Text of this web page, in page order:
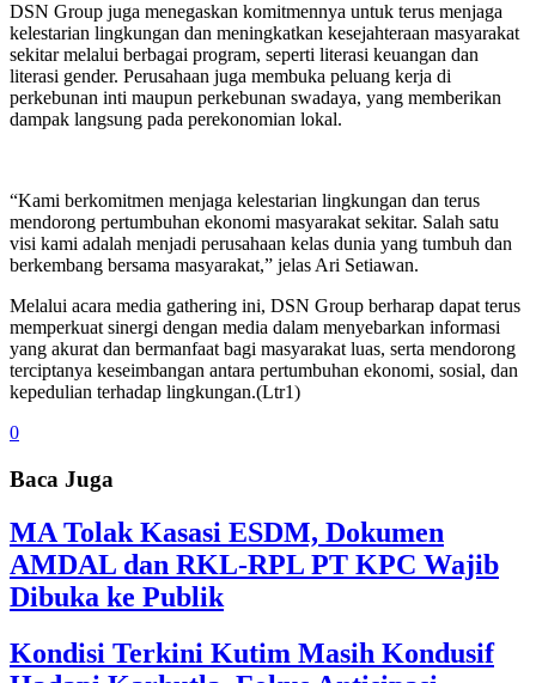
DSN Group juga menegaskan komitmennya untuk terus menjaga
kelestarian lingkungan dan meningkatkan kesejahteraan masyarakat
sekitar melalui berbagai program, seperti literasi keuangan dan
literasi gender. Perusahaan juga membuka peluang kerja di
perkebunan inti maupun perkebunan swadaya, yang memberikan
dampak langsung pada perekonomian lokal.
“Kami berkomitmen menjaga kelestarian lingkungan dan terus
mendorong pertumbuhan ekonomi masyarakat sekitar. Salah satu
visi kami adalah menjadi perusahaan kelas dunia yang tumbuh dan
berkembang bersama masyarakat,” jelas Ari Setiawan.
Melalui acara media gathering ini, DSN Group berharap dapat terus
memperkuat sinergi dengan media dalam menyebarkan informasi
yang akurat dan bermanfaat bagi masyarakat luas, serta mendorong
terciptanya keseimbangan antara pertumbuhan ekonomi, sosial, dan
kepedulian terhadap lingkungan.(Ltr1)
0
Baca Juga
MA Tolak Kasasi ESDM, Dokumen
AMDAL dan RKL-RPL PT KPC Wajib
Dibuka ke Publik
Kondisi Terkini Kutim Masih Kondusif